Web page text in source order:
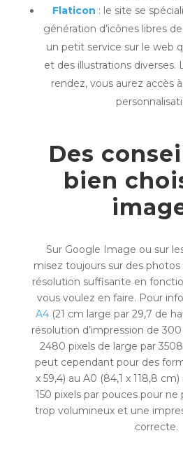
Flaticon : le site se
génération d’icônes libres
un petit service sur le web
et des illustrations diverses.
rendez, vous aurez accès
Des
bien
Sur Google Image ou sur
misez toujours sur des
résolution suffisante en
vous voulez en faire. Pour
A4(21 cm large par 29,7 de
résolution d’impression de
2480 pixels de large par
peut cependant pour des
x 59,4) au A0 (84,1 x 118,8
150 pixels par pouces pour
trop volumineux et une
correcte.